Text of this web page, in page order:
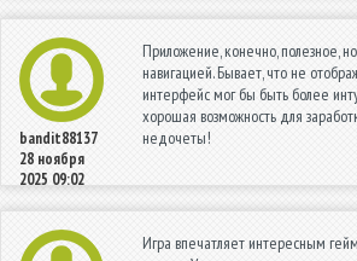
bandit88137
28 ноября
2025 09:02
Приложение, конечно, полезное,
навигацией. Бывает, что не
интерфейс мог бы быть более
хорошая возможность для
недочеты!
Игра впечатляет интересным